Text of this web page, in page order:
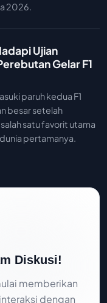
2026.
Ujian
Gelar F1
paruh kedua F1
besar setelah
satu favorit utama
pertamanya.
Diskusi!
memberikan
dengan